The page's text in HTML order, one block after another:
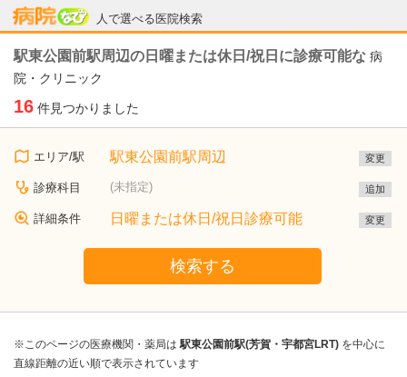
人で選べる医院検索
病院なび
駅東公園前駅周辺の日曜または休日/祝日に診療可能な 病
院・クリニック
16 件見つかりました
エリア/駅 駅東公園前駅周辺 変更
診療科目 (未指定) 追加
詳細条件 日曜または休日/祝日診療可能 変更
検索する
※このページの医療機関・薬局は駅東公園前駅(芳賀・宇都宮LRT) を中心に
直線距離の近い順で表示されています